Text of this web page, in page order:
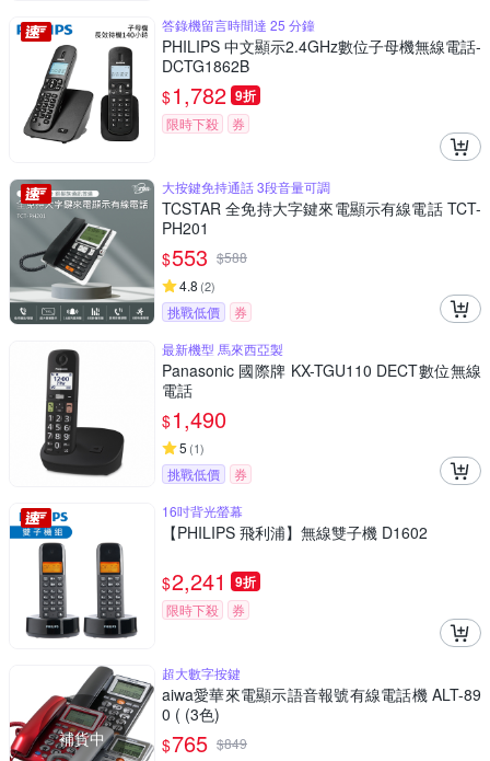
答錄機留言時間達 25 分鐘
PHILIPS 中文顯示2.4GHz數位子母機無線電話-
DCTG1862B
$1,782 9折
限時下殺 券
大按鍵免持通話 3段音量可調
TCSTAR 全免持大字鍵來電顯示有線電話 TCT-
PH201
$553 $588
4.8 (2)
挑戰低價
券
最新機型 馬來西亞製
Panasonic 國際牌 KX-TGU110 DECT數位無線
電話
$1,490
5 (1)
挑戰低價
券
16吋背光螢幕
【PHILIPS 飛利浦】無線雙子機 D1602
$2,241 9折
限時下殺 券
補貨中
超大數字按鍵
aiwa愛華來電顯示語音報號有線電話機 ALT-89
0 ( (3色)
$765 $849